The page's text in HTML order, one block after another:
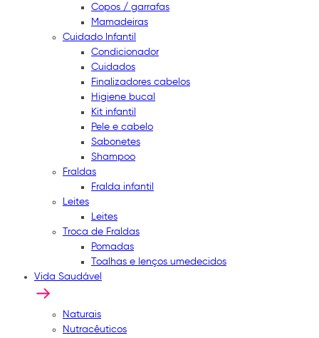
Copos / garrafas
Mamadeiras
Cuidado Infantil
Condicionador
Cuidados
Finalizadores cabelos
Higiene bucal
Kit infantil
Pele e cabelo
Sabonetes
Shampoo
Fraldas
Fralda infantil
Leites
Leites
Troca de Fraldas
Pomadas
Toalhas e lenços umedecidos
Vida Saudável
Naturais
Nutracêuticos